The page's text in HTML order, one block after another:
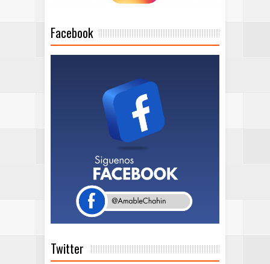
Facebook
Twitter